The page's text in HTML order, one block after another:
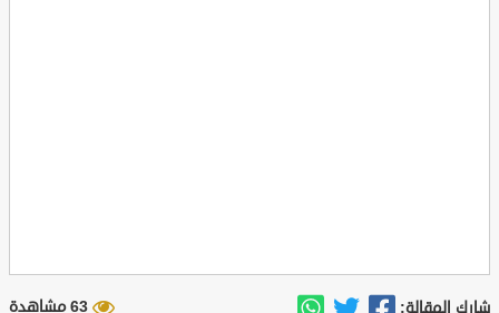
شارك المقالة: 63 مشاهدة